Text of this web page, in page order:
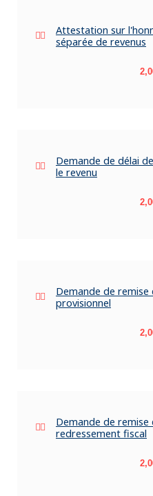
Attestation sur
séparée de revenus
Demande de délai
le revenu
Demande de
provisionnel
Demande de
redressement fiscal